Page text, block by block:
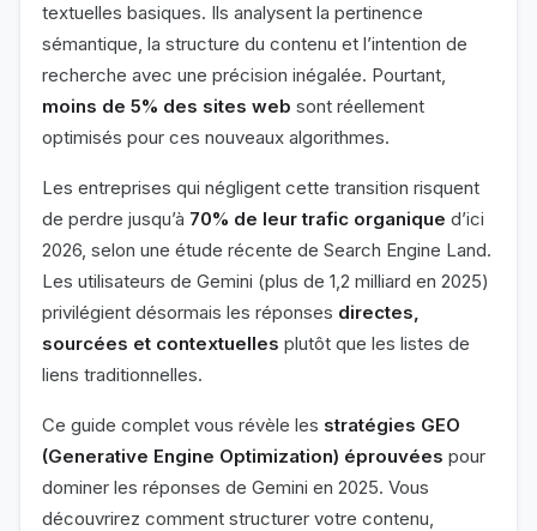
textuelles basiques. Ils analysent la pertinence
sémantique, la structure du contenu et l’intention de
recherche avec une précision inégalée. Pourtant,
moins de 5% des sites web sont réellement
optimisés pour ces nouveaux algorithmes.
Les entreprises qui négligent cette transition risquent
de perdre jusqu’à 70% de leur trafic organique d’ici
2026, selon une étude récente de Search Engine Land.
Les utilisateurs de Gemini (plus de 1,2 milliard en 2025)
privilégient désormais les réponses directes,
sourcées et contextuelles plutôt que les listes de
liens traditionnelles.
Ce guide complet vous révèle les stratégies GEO
(Generative Engine Optimization) éprouvées pour
dominer les réponses de Gemini en 2025. Vous
découvrirez comment structurer votre contenu,